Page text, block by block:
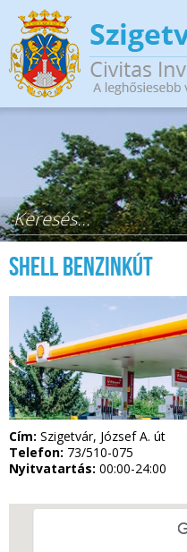
Ugrás a tartalomra
Keresés űrlap
SHELL benzinkút
Cím: Szigetvár, József A. út
Telefon: 73/510-075
Nyitvatartás: 00:00-24:00